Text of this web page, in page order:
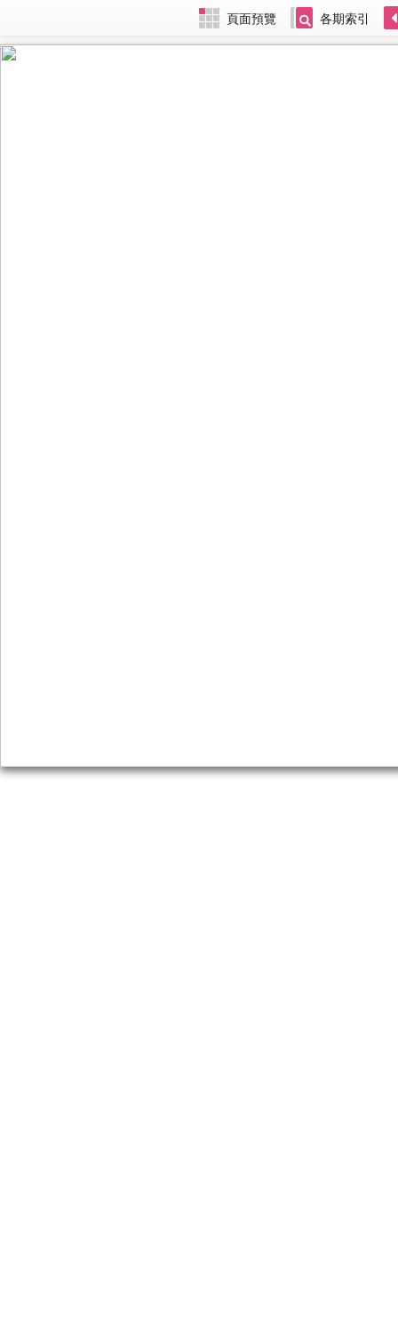
頁面預覽 各期索引